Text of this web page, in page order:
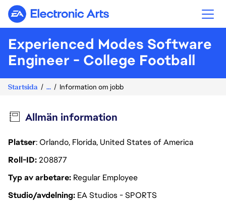
Electronic Arts
Experienced Modes Software
Engineer - College Football
Startsida ... Information om jobb
Allmän information
Platser: Orlando, Florida, United States of America
Roll-ID208877
Typ av arbetare Regular Employee
Studio/avdelning EA Studios - SPORTS